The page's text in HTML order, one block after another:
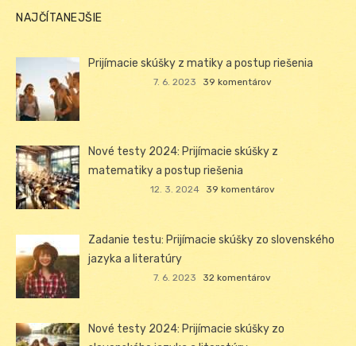
NAJČÍTANEJŠIE
Prijímacie skúšky z matiky a postup riešenia
7. 6. 2023 39 komentárov
Nové testy 2024: Prijímacie skúšky z
matematiky a postup riešenia
12. 3. 2024 39 komentárov
Zadanie testu: Prijímacie skúšky zo slovenského
jazyka a literatúry
7. 6. 2023 32 komentárov
Nové testy 2024: Prijímacie skúšky zo